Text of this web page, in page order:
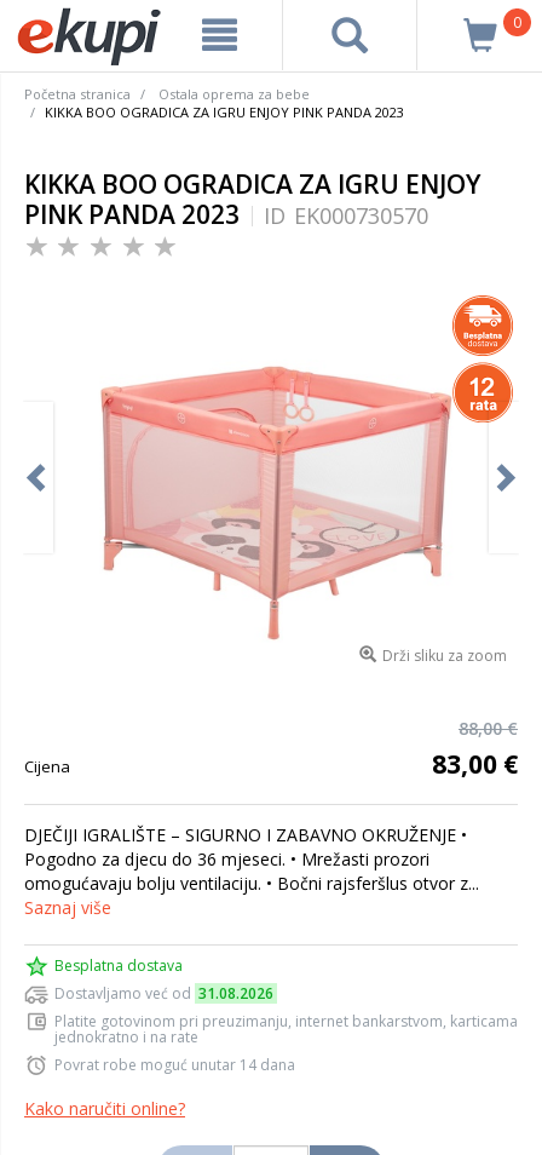
0
Početna stranica
Ostala oprema za bebe
KIKKA BOO OGRADICA ZA IGRU ENJOY PINK PANDA 2023
KIKKA BOO OGRADICA ZA IGRU ENJOY
PINK PANDA 2023
ID EK000730570
Drži sliku za zoom
88,00 €
Cijena 83,00 €
DJEČIJI IGRALIŠTE – SIGURNO I ZABAVNO OKRUŽENJE •
Pogodno za djecu do 36 mjeseci. • Mrežasti prozori
omogućavaju bolju ventilaciju. • Bočni rajsferšlus otvor z...
Saznaj više
Besplatna dostava
Dostavljamo već od 31.08.2026
Platite gotovinom pri preuzimanju, internet bankarstvom, karticama
jednokratno i na rate
Povrat robe moguć unutar 14 dana
Kako naručiti online?